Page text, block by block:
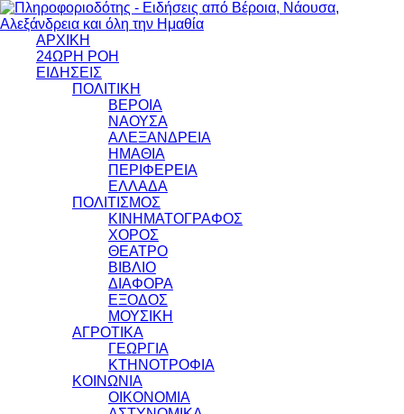
ΑΡΧΙΚΗ
24ΩΡΗ ΡΟΗ
ΕΙΔΗΣΕΙΣ
ΠΟΛΙΤΙΚΗ
ΒΕΡΟΙΑ
ΝΑΟΥΣΑ
ΑΛΕΞΑΝΔΡΕΙΑ
ΗΜΑΘΙΑ
ΠΕΡΙΦΕΡΕΙΑ
ΕΛΛΑΔΑ
ΠΟΛΙΤΙΣΜΟΣ
ΚΙΝΗΜΑΤΟΓΡΑΦΟΣ
ΧΟΡΟΣ
ΘΕΑΤΡΟ
ΒΙΒΛΙΟ
ΔΙΑΦΟΡΑ
ΕΞΟΔΟΣ
ΜΟΥΣΙΚΗ
ΑΓΡΟΤΙΚΑ
ΓΕΩΡΓΙΑ
ΚΤΗΝΟΤΡΟΦΙΑ
ΚΟΙΝΩΝΙΑ
ΟΙΚΟΝΟΜΙΑ